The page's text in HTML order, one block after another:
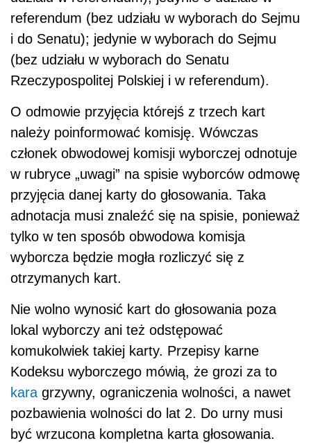
referendum (bez udziału w wyborach do Sejmu
i do Senatu); jedynie w wyborach do Sejmu
(bez udziału w wyborach do Senatu
Rzeczypospolitej Polskiej i w referendum).
O odmowie przyjęcia którejś z trzech kart
należy poinformować komisję. Wówczas
członek obwodowej komisji wyborczej odnotuje
w rubryce „uwagi” na spisie wyborców odmowę
przyjęcia danej karty do głosowania. Taka
adnotacja musi znaleźć się na spisie, ponieważ
tylko w ten sposób obwodowa komisja
wyborcza będzie mogła rozliczyć się z
otrzymanych kart.
Nie wolno wynosić kart do głosowania poza
lokal wyborczy ani też odstępować
komukolwiek takiej karty. Przepisy karne
Kodeksu wyborczego mówią, że grozi za to
kara grzywny, ograniczenia wolności, a nawet
pozbawienia wolności do lat 2. Do urny musi
być wrzucona kompletna karta głosowania.